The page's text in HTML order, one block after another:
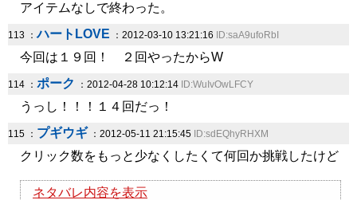
アイテムなしで終わった。
113 ：ハートLOVE ：2012-03-10 13:21:16 ID:saA9ufoRbI
今回は１９回！ ２回やったからW
114 ： ポーク ：2012-04-28 10:12:14 ID:WuIvOwLFCY
うっし！！！１４回だっ！
115 ： プギウギ ：2012-05-11 21:15:45 ID:sdEQhyRHXM
クリック数をもっと少なくしたくて何回か挑戦したけど
ネタバレ内容を表示